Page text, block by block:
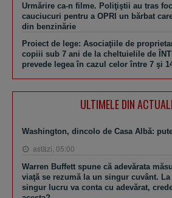
Urmărire ca-n filme. Poliţiştii au tras
cauciucuri pentru a OPRI un bărbat
din benzinărie
Proiect de lege: Asociaţiile de
copiii sub 7 ani de la cheltuielile de
prevede legea în cazul celor între 7 şi
ULTIMELE DIN
Washington, dincolo de Casa Albă:
astăzi, 05:00
Warren Buffett spune că adevărata
viaţă se rezumă la un singur cuvânt.
singur lucru va conta cu adevărat,